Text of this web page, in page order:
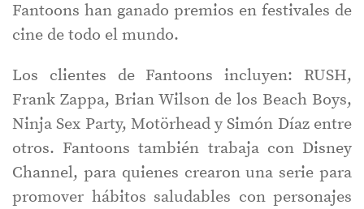
Fantoons han ganado premios en festivales de
cine de todo el mundo.
Los clientes de Fantoons incluyen: RUSH,
Frank Zappa, Brian Wilson de los Beach Boys,
Ninja Sex Party, Motörhead y Simón Díaz entre
otros. Fantoons también trabaja con Disney
Channel, para quienes crearon una serie para
promover hábitos saludables con personajes